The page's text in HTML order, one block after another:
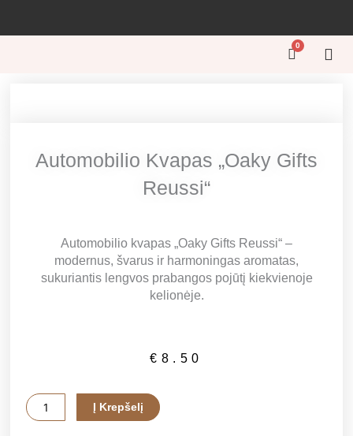
0
Cart
Automobilio Kvapas „Oaky Gifts
Reussi“
Automobilio kvapas „Oaky Gifts Reussi“ –
modernus, švarus ir harmoningas aromatas,
sukuriantis lengvos prabangos pojūtį kiekvienoje
kelionėje.
€ 8.50
produkto
kiekis:
Į Krepšelį